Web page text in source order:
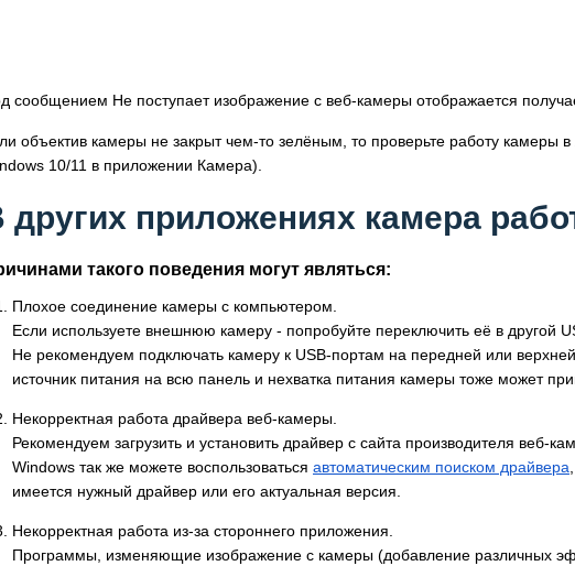
сообщением Не поступает изображение с веб-камеры отображается
объектив камеры не закрыт чем-то зелёным, то проверьте работу
10/11 в приложении Камера).
других приложениях камера
такого поведения могут являться:
Плохое соединение камеры с компьютером.
Если используете внешнюю камеру - попробуйте переключить её в другой
Не рекомендуем подключать камеру к USB-портам на передней или
источник питания на всю панель и нехватка питания камеры тоже может
Некорректная работа драйвера веб-камеры.
Рекомендуем загрузить и установить драйвер с сайта производителя веб-
Windows так же можете воспользоваться автоматическим поиском драйвера
имеется нужный драйвер или его актуальная версия.
Некорректная работа из-за стороннего приложения.
Программы, изменяющие изображение с камеры (добавление различных